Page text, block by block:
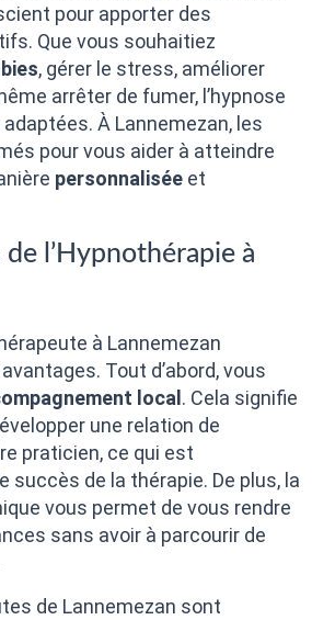
pour apporter des
Que vous souhaitiez
, gérer le stress, améliorer
arrêter de fumer, l’hypnose
À Lannemezan, les
pour vous aider à atteindre
personnalisée et
de l’Hypnothérapie à
à Lannemezan
Tout d’abord, vous
local . Cela signifie
une relation de
praticien, ce qui est
succès de la thérapie. De plus, la
vous permet de vous rendre
sans avoir à parcourir de
de Lannemezan sont